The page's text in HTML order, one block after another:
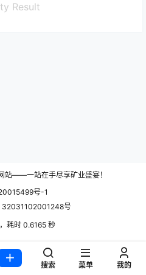
Result
站——一站在手尽享矿业盛宴！
号-1
32031102001248号
耗时 0.6165 秒
搜索 菜单 我的